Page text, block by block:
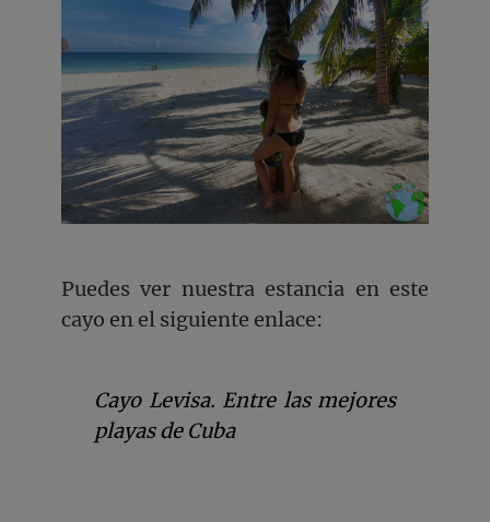
Puedes ver nuestra estancia en este
cayo en el siguiente enlace:
Cayo Levisa. Entre las mejores
playas de Cuba